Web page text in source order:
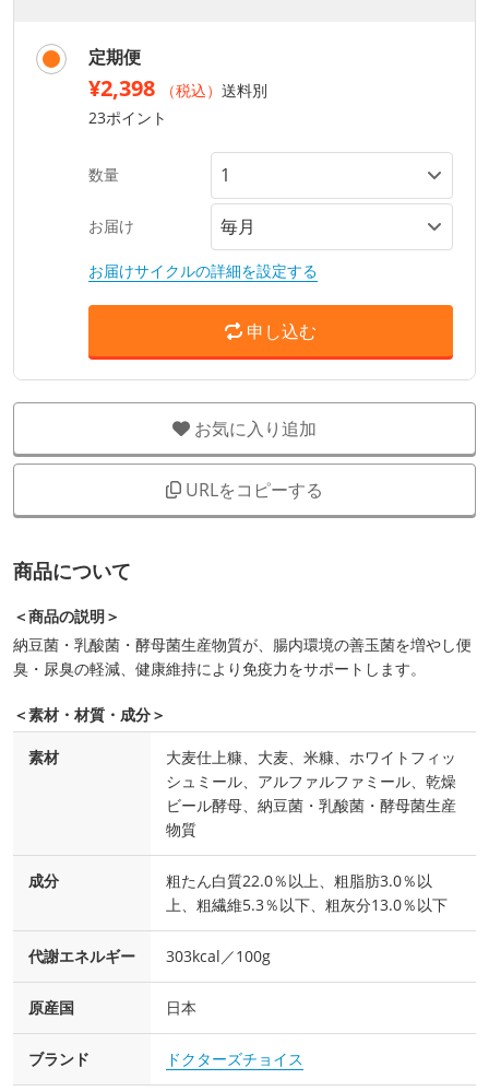
定期便
¥2,398 （税込） 送料別
23ポイント
数量
お届け
お届けサイクルの詳細を設定する
申し込む
お気に入り追加
URLをコピーする
商品について
＜商品の説明＞
納豆菌・乳酸菌・酵母菌生産物質が、腸内環境の善玉菌を増やし便
臭・尿臭の軽減、健康維持により免疫力をサポートします。
＜素材・材質・成分＞
素材
大麦仕上糠、大麦、米糠、ホワイトフィッ
シュミール、アルファルファミール、乾燥
ビール酵母、納豆菌・乳酸菌・酵母菌生産
物質
成分
粗たん白質22.0％以上、粗脂肪3.0％以
上、粗繊維5.3％以下、粗灰分13.0％以下
代謝エネルギー 303kcal／100g
原産国 日本
ブランド ドクターズチョイス